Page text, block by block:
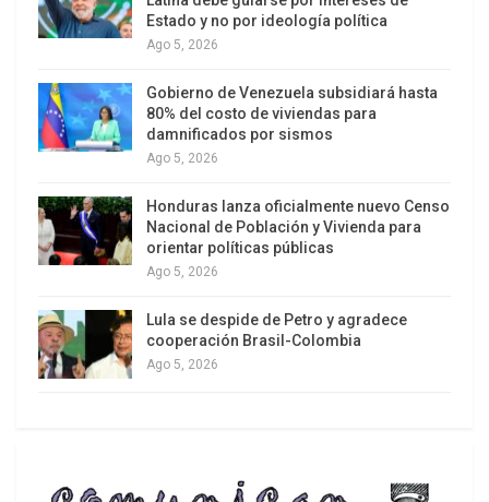
Trataremos, trataremos, Antonio, pero va a ser
muy difícil ni siquiera imitarte. Honesto, íntegro,
A punto de ser fusilado en los últimos coletazos
de la dictadura de Franco, Juan Paredes, ‘Txiki’,
asesinos: “No vengan a llorarme, nunca estaré
bajo tierra, soy viento de libertad”. Hasta la
victoria siempre, compañero Antonio,
Estado y no por ideología política
Ago 5, 2026
Gobierno de Venezuela subsidiará hasta
80% del costo de viviendas para
damnificados por sismos
Ago 5, 2026
Honduras lanza oficialmente nuevo Censo
Nacional de Población y Vivienda para
orientar políticas públicas
Ago 5, 2026
Lula se despide de Petro y agradece
cooperación Brasil-Colombia
Ago 5, 2026